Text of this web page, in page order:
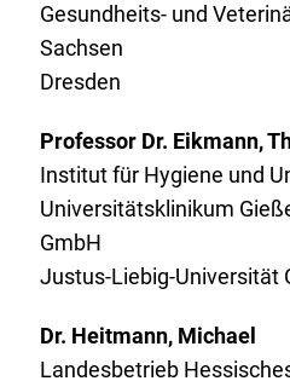
Gesundheits- und
Sachsen
Dresden
Professor Dr. Eikmann,
Institut für Hygiene und
Universitätsklinikum
GmbH
Justus-Liebig-Universität
Dr. Heitmann, Michael
Landesbetrieb